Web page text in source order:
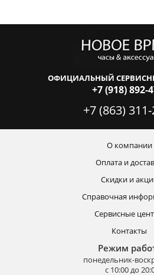
ОФИЦИАЛЬНЫЙ
+7 (918) 892-
+7 (863)
О компании
Оплата и
Скидки и
Справочная
Сервисные
Контакты
Режим
понедельник-
с 10:00 до